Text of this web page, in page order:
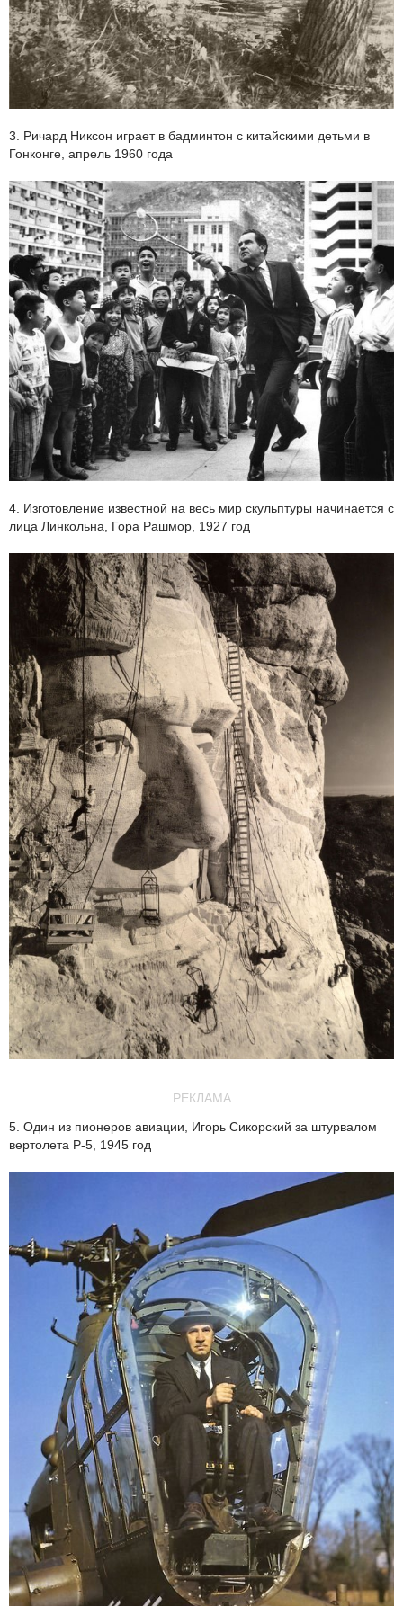
3. Ричард Никсон играет в бадминтон с китайскими детьми в
Гонконге, апрель 1960 года
4. Изготовление известной на весь мир скульптуры начинается с
лица Линкольна, Гора Рашмор, 1927 год
РЕКЛАМА
5. Один из пионеров авиации, Игорь Сикорский за штурвалом
вертолета Р-5, 1945 год